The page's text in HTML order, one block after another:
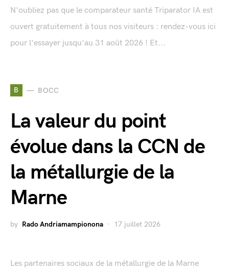
N'oubliez pas que le comparateur santé Triparator IA est
ouvert gratuitement à tous nos visiteurs : rendez-vous ici
pour l'essayer jusqu'au 31 août 2026 ! Et...
B BOCC
La valeur du point
évolue dans la CCN de
la métallurgie de la
Marne
by Rado Andriamampionona 17 juillet 2026
Les partenaires sociaux de la métallurgie de la Marne